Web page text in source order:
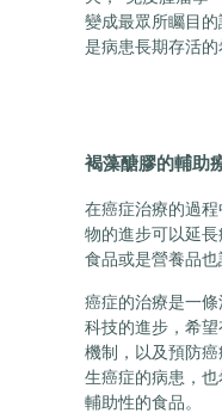
變成最眾所矚目
是病患長期存活的
褐藻醣膠的輔助
在癌症治療的過
物的進步可以延
食品或是營養品
癌症的治療是一
科技的進步，希
機制，以及預防
生癌症的病患，
輔助性的食品。